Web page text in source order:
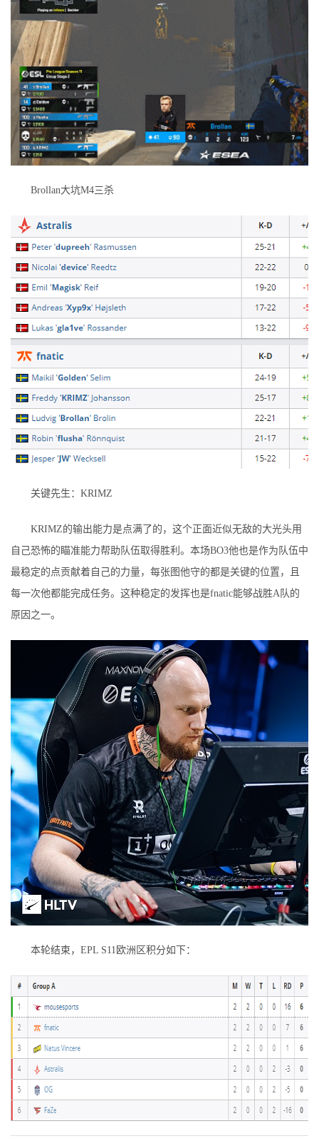
Brollan大坑M4三杀
关键先生：KRIMZ
KRIMZ的输出能力是点满了的，这个正面近似无敌的大光头用
自己恐怖的瞄准能力帮助队伍取得胜利。本场BO3他也是作为队伍中
最稳定的点贡献着自己的力量，每张图他守的都是关键的位置，且
每一次他都能完成任务。这种稳定的发挥也是fnatic能够战胜A队的
原因之一。
本轮结束，EPL S11欧洲区积分如下：